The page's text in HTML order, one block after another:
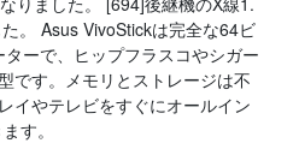
。 Asus VivoStickは完全な64ビ
ーで、ヒップフラスコやシガー
です。メモリとストレージは不
イやテレビをすぐにオールイン
す。